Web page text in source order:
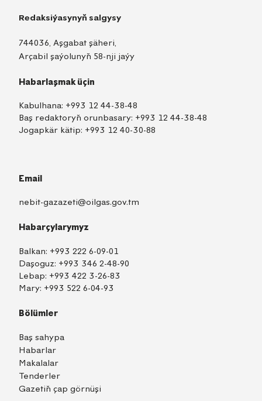
Redaksiýasynyň salgysy
744036, Aşgabat şäheri,
Arçabil şaýolunyň 58-nji jaýy
Habarlaşmak üçin
Kabulhana: +993 12 44-38-48
Baş redaktoryň orunbasary: +993 12 44-38-48
Jogapkär kätip: +993 12 40-30-88
Email
nebit-gazazeti@oilgas.gov.tm
Habarçylarymyz
Balkan: +993 222 6-09-01
Daşoguz: +993 346 2-48-90
Lebap: +993 422 3-26-83
Mary: +993 522 6-04-93
Bölümler
Baş sahypa
Habarlar
Makalalar
Tenderler
Gazetiň çap görnüşi